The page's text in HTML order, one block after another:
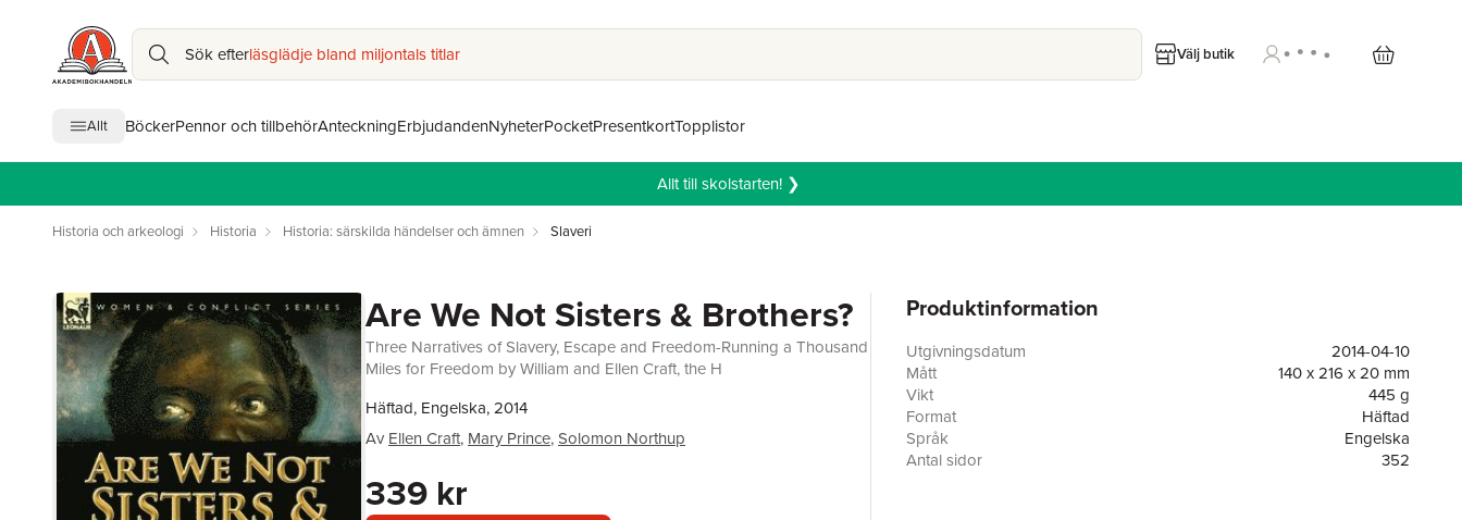
Sök efterläsglädje bland miljontals titlar Välj butik
Allt BöckerPennor och tillbehörAnteckningErbjudandenNyheterPocketPresentkortTopplistor
Allt till skolstarten! ❯
Historia och arkeologi Historia Historia: särskilda händelser och ämnen Slaveri
Are We Not Sisters & Brothers?
Three Narratives of Slavery, Escape and Freedom-Running a Thousand
Miles for Freedom by William and Ellen Craft, the H
Häftad, Engelska, 2014
Av Ellen Craft, Mary Prince,Solomon Northup
339 kr
Produktinformation
Utgivningsdatum
2014-04-10
Mått
140 x 216 x 20 mm
Vikt
445 g
Format
Häftad
Språk
Engelska
Antal sidor
352